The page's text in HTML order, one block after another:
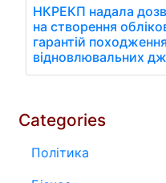
НКРЕКП надала
на створення
гарантій
відновлювальних
Categories
Політика